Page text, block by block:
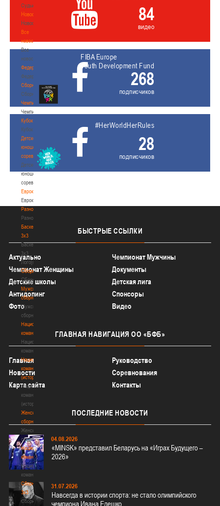
Судьи
Новости
Новости
Все
новости
Все
новости
Федерация
Федерация
Сборные
Сборные
Чемпионат
Чемпионат
Кубок
Кубок
Детско-
юношеские
соревнования
Детско-
юношеские
соревнования
Еврокубки
Еврокубки
Разное
Разное
Баскетбол
3х3
Баскетбол
3х3
Лого[modid=121]
Сборные
Сборные
Мужские
сборные
Мужские
сборные
Национальная
команда
Национальная
команда
Национальная
команда
(история)
Национальная
команда
(история)
Женские
сборные
Женские
сборные
Национальная
команда
Национальная
команда
Сборные
3х3
Сборные
84
видео
FIBA Europe
Youth Development Fund
268
подписчиков
#HerWorldHerRules
28
подписчиков
БЫСТРЫЕ ССЫЛКИ
Актуально
Чемпионат Мужчины
Чемпионат Женщины
Документы
Детские школы
Детская лига
Антидопинг
Спонсоры
Фото
Видео
ГЛАВНАЯ НАВИГАЦИЯ ОО «БФБ»
Главная
Руководство
Новости
Соревнования
Карта сайта
Контакты
ПОСЛЕДНИЕ НОВОСТИ
04.08.2026
«MINSK» представил Беларусь на «Играх Будущего –
2026»
31.07.2026
Навсегда в истории спорта: не стало олимпийского
чемпиона Ивана Едешко